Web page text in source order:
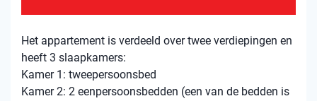
Het appartement is verdeeld over twee verdiepingen en
heeft 3 slaapkamers:
Kamer 1: tweepersoonsbed
Kamer 2: 2 eenpersoonsbedden (een van de bedden is